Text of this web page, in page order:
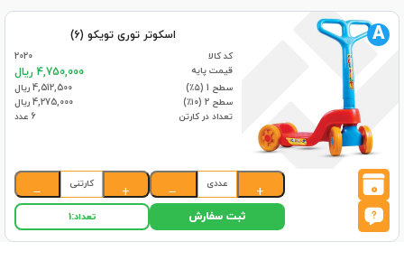
اسکوتر توری تویکو (6)
کد کالا
2020
قیمت پایه
4,750,000 ریال
سطح 1 (۵٪)
4,512,500 ریال
سطح 2 (۱۰٪)
4,275,000 ریال
تعداد در کارتن
6 عدد
0
A
+
عددی
−
+
کارتنی
−
ثبت سفارش تعداد:1